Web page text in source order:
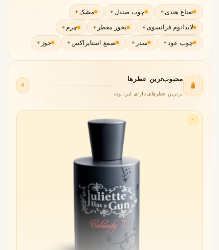
نعناع هندی چوب صندل مشک
لابدانوم فرانسوی بخور معطر چرم
چوب عود سدر صمغ استایراکس جوز
محبوب‌ترین عطرها
برترین عطرهای دارای این نوت
4
✦